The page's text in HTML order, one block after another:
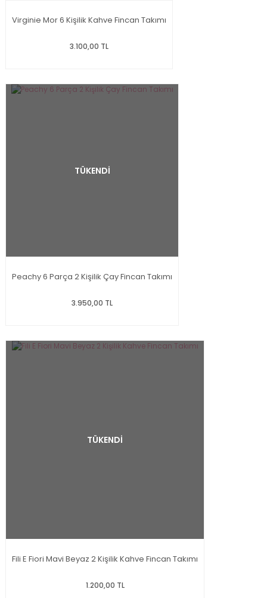
Virginie Mor 6 Kişilik Kahve Fincan Takımı
3.100,00 TL
TÜKENDİ
Peachy 6 Parça 2 Kişilik Çay Fincan Takımı
3.950,00 TL
TÜKENDİ
Fili E Fiori Mavi Beyaz 2 Kişilik Kahve Fincan Takımı
1.200,00 TL